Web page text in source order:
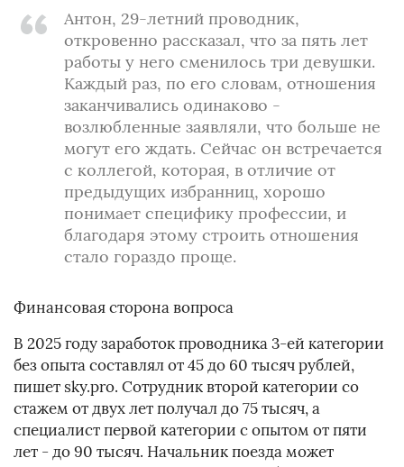
Антон, 29-летний проводник,
откровенно рассказал, что за пять лет
работы у него сменилось три девушки.
Каждый раз, по его словам, отношения
заканчивались одинаково -
возлюбленные заявляли, что больше не
могут его ждать. Сейчас он встречается
с коллегой, которая, в отличие от
предыдущих избранниц, хорошо
понимает специфику профессии, и
благодаря этому строить отношения
стало гораздо проще.
Финансовая сторона вопроса
В 2025 году заработок проводника 3-ей категории
без опыта составлял от 45 до 60 тысяч рублей,
пишет sky.pro. Сотрудник второй категории со
стажем от двух лет получал до 75 тысяч, а
специалист первой категории с опытом от пяти
лет - до 90 тысяч. Начальник поезда может